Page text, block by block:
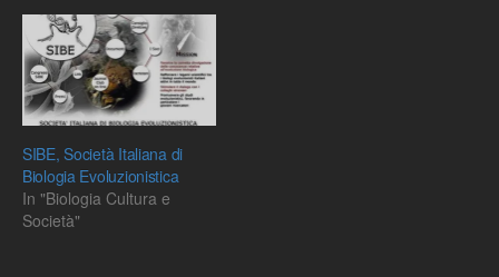
SIBE, Società Italiana di
Biologia Evoluzionistica
In "Biologia Cultura e
Società"